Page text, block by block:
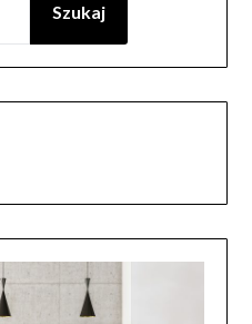
Szukaj